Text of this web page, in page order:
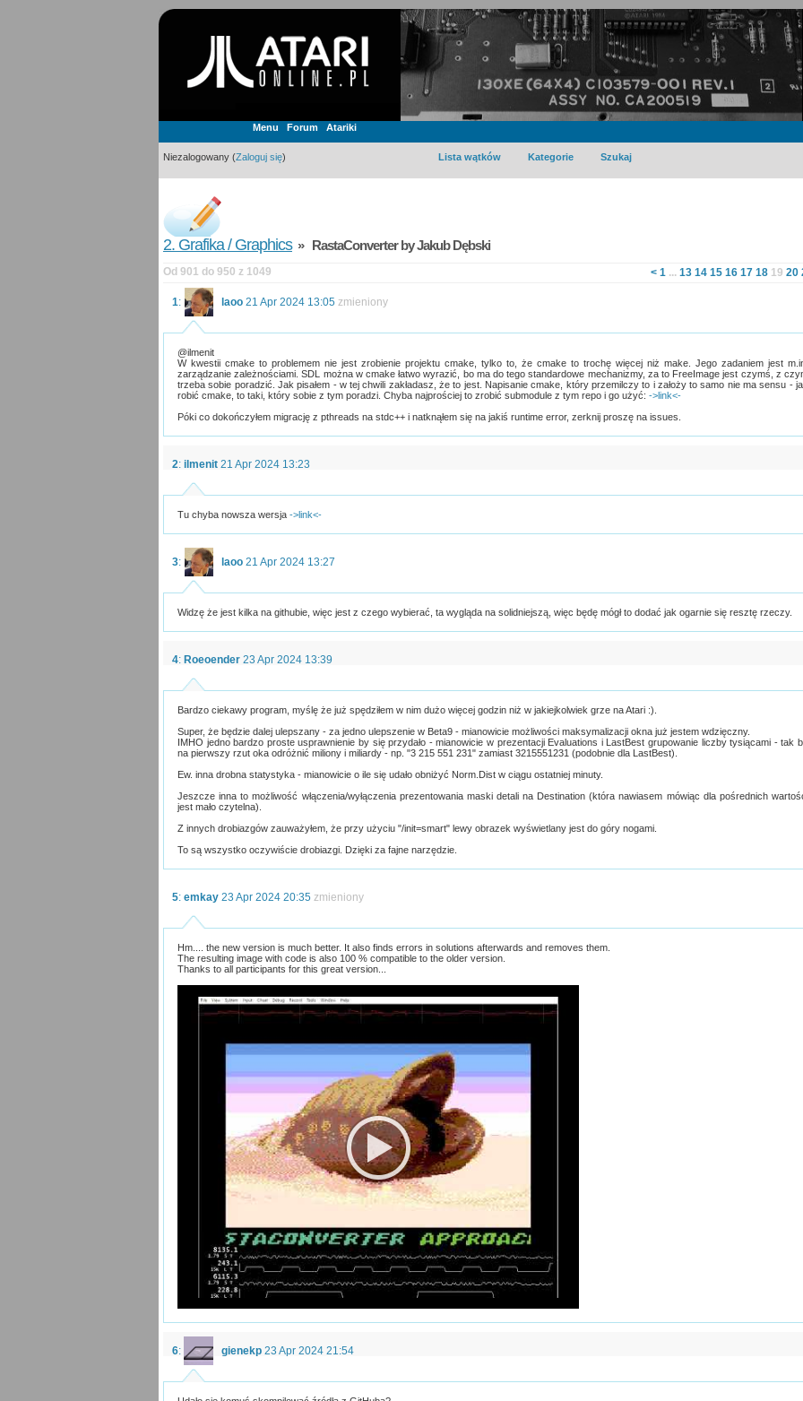
Menu Forum Atariki
Niezalogowany (Zaloguj się) Lista wątków Kategorie Szukaj
2. Grafika / Graphics» RastaConverter by Jakub Dębski
Od 901 do 950 z 1049 < 1 ... 13 14 15 16 17 18 19 20
1: laoo 21 Apr 2024 13:05 zmieniony
@ilmenit
W kwestii cmake to problemem nie jest zrobienie projektu cmake, tylko to, że cmake to trochę więcej niż make. Jego zadaniem jest
zarządzanie zależnościami. SDL można w cmake łatwo wyrazić, bo ma do tego standardowe mechanizmy, za to FreeImage jest czymś, z
trzeba sobie poradzić. Jak pisałem - w tej chwili zakładasz, że to jest. Napisanie cmake, który przemilczy to i założy to samo nie ma sensu -
robić cmake, to taki, który sobie z tym poradzi. Chyba najprościej to zrobić submodule z tym repo i go użyć: ->link<-
Póki co dokończyłem migrację z pthreads na stdc++ i natknąłem się na jakiś runtime error, zerknij proszę na issues.
2: ilmenit 21 Apr 2024 13:23
Tu chyba nowsza wersja ->link<-
3: laoo 21 Apr 2024 13:27
Widzę że jest kilka na githubie, więc jest z czego wybierać, ta wygląda na solidniejszą, więc będę mógł to dodać jak ogarnie się resztę rzeczy.
4: Roeoender 23 Apr 2024 13:39
Bardzo ciekawy program, myślę że już spędziłem w nim dużo więcej godzin niż w jakiejkolwiek grze na Atari :).
Super, że będzie dalej ulepszany - za jedno ulepszenie w Beta9 - mianowicie możliwości maksymalizacji okna już jestem wdzięczny.
IMHO jedno bardzo proste usprawnienie by się przydało - mianowicie w prezentacji Evaluations i LastBest grupowanie liczby tysiącami - tak
na pierwszy rzut oka odróżnić miliony i miliardy - np. "3 215 551 231" zamiast 3215551231 (podobnie dla LastBest).
Ew. inna drobna statystyka - mianowicie o ile się udało obniżyć Norm.Dist w ciągu ostatniej minuty.
Jeszcze inna to możliwość włączenia/wyłączenia prezentowania maski detali na Destination (która nawiasem mówiąc dla pośrednich
jest mało czytelna).
Z innych drobiazgów zauważyłem, że przy użyciu "/init=smart" lewy obrazek wyświetlany jest do góry nogami.
To są wszystko oczywiście drobiazgi. Dzięki za fajne narzędzie.
5: emkay 23 Apr 2024 20:35 zmieniony
Hm.... the new version is much better. It also finds errors in solutions afterwards and removes them.
The resulting image with code is also 100 % compatible to the older version.
Thanks to all participants for this great version...
6: gienekp 23 Apr 2024 21:54